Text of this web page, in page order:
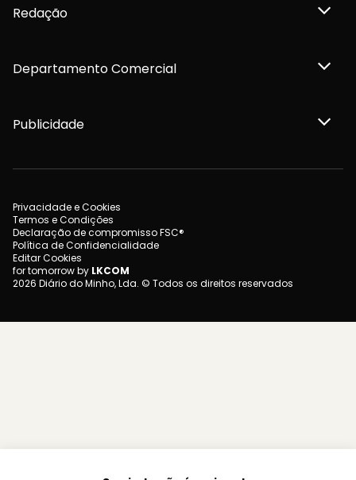
Redação
Departamento Comercial
Publicidade
Privacidade e Cookies
Termos e Condições
Declaração de compromisso FSC®
Política de Confidencialidade
Editar Cookies
for tomorrow by LKCOM
2026 Diário do Minho, Lda. © Todos os direitos reservados